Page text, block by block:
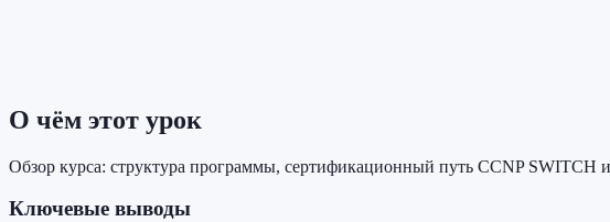
О чём этот урок
Обзор курса: структура программы, сертификационный путь CCNP SWITCH
Ключевые выводы